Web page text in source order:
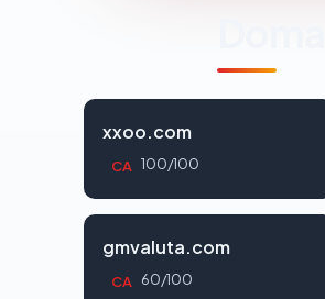
xxoo.com
CA 100/100
gmvaluta.com
CA 60/100